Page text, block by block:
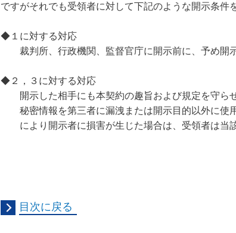
ですがそれでも受領者に対して下記のような開示条件
◆１に対する対応
裁判所、行政機関、監督官庁に開示前に、予め開
◆２，３に対する対応
開示した相手にも本契約の趣旨および規定を守ら
秘密情報を第三者に漏洩または開示目的以外に使
により開示者に損害が生じた場合は、受領者は当
目次に戻る